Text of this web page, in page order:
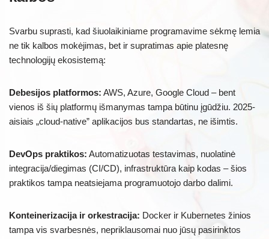
Svarbu suprasti, kad šiuolaikiniame programavime sėkmę lemia
ne tik kalbos mokėjimas, bet ir supratimas apie platesnę
technologijų ekosistemą:
Debesijos platformos: AWS, Azure, Google Cloud – bent
vienos iš šių platformų išmanymas tampa būtinu įgūdžiu. 2025-
aisiais „cloud-native” aplikacijos bus standartas, ne išimtis.
DevOps praktikos: Automatizuotas testavimas, nuolatinė
integracija/diegimas (CI/CD), infrastruktūra kaip kodas – šios
praktikos tampa neatsiejama programuotojo darbo dalimi.
Konteinerizacija ir orkestracija: Docker ir Kubernetes žinios
tampa vis svarbesnės, nepriklausomai nuo jūsų pasirinktos